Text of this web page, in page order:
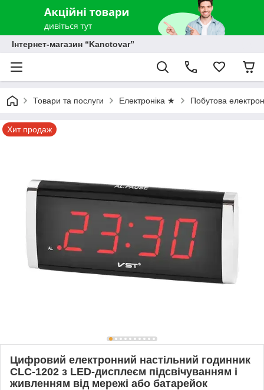
Інтернет-магазин “Kanctovar”
Товари та послуги Електроніка ★ Побутова
Хит продаж
Цифровий електронний настільний годинник
CLC-1202 з LED-дисплеєм підсвічуванням і
живленням від мережі або батарейок